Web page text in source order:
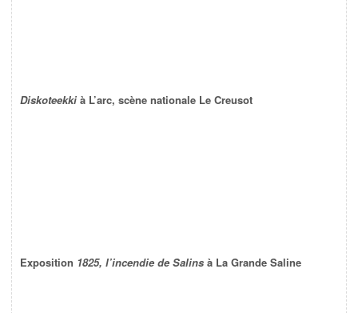
Diskoteekki à L’arc, scène nationale Le Creusot
Exposition 1825, l’incendie de Salins à La Grande Saline